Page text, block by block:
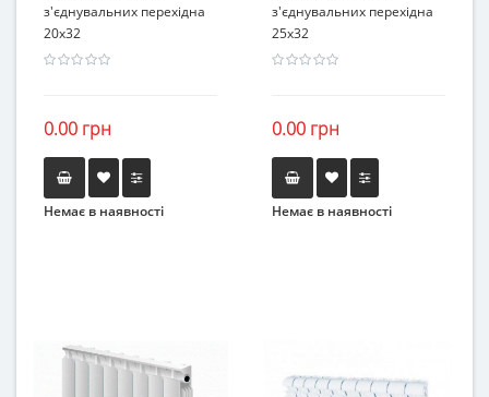
з'єднувальних перехідна
20х32
0.00 грн
Немає в наявності
з'єднувальних перехідна
25х32
0.00 грн
Немає в наявності